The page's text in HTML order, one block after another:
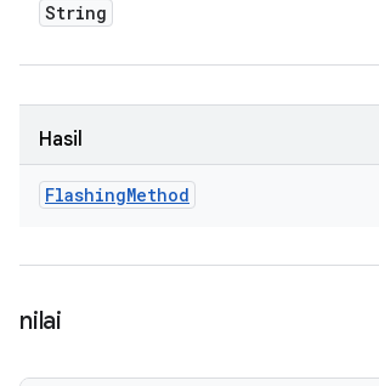
String
Hasil
FlashingMethod
nilai